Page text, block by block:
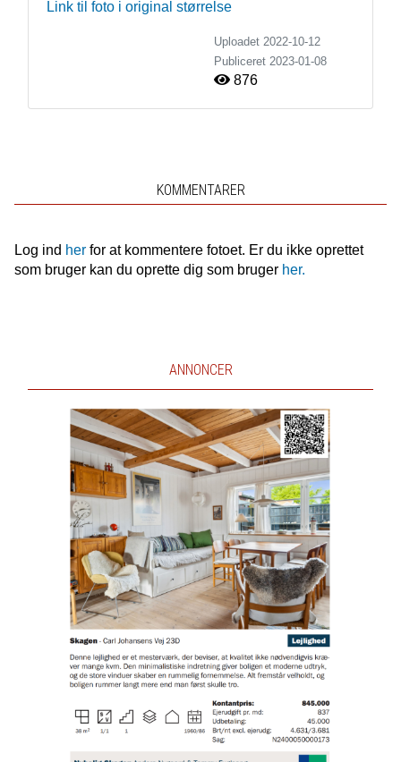
Link til foto i original størrelse
Uploadet 2022-10-12
Publiceret 2023-01-08
876
KOMMENTARER
Log ind herfor at kommentere fotoet. Er du ikke oprettet
som bruger kan du oprette dig som bruger her.
ANNONCER